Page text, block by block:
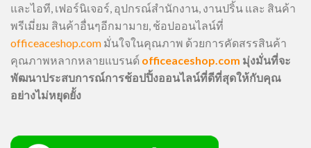
และไอที, เฟอร์นิเจอร์, อุปกรณ์สำนักงาน, งานปริ้น และ สินค้า
พรีเมี่ยม สินค้าอื่นๆอีกมามาย, ช้อปออนไลน์ที่
officeaceshop.com มั่นใจในคุณภาพ ด้วยการคัดสรรสินค้า
คุณภาพหลากหลายแบรนด์ officeaceshop.com มุ่งมั่นที่จะ
พัฒนาประสบการณ์การช้อปปิ้งออนไลน์ที่ดีที่สุดให้กับคุณ
อย่างไม่หยุดยั้ง